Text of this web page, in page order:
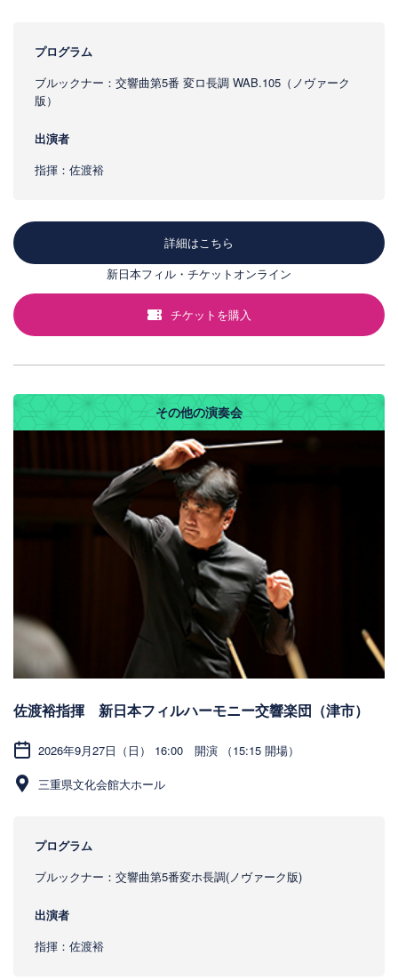
プログラム
ブルックナー：交響曲第5番 変ロ長調 WAB.105（ノヴァーク
版）
出演者
指揮：佐渡裕
詳細はこちら
新日本フィル・チケットオンライン
チケットを購入
その他の演奏会
佐渡裕指揮 新日本フィルハーモニー交響楽団（津市）
2026年9月27日（日） 16:00 開演 （15:15 開場）
三重県文化会館大ホール
プログラム
ブルックナー：交響曲第5番変ホ長調(ノヴァーク版)
出演者
指揮：佐渡裕